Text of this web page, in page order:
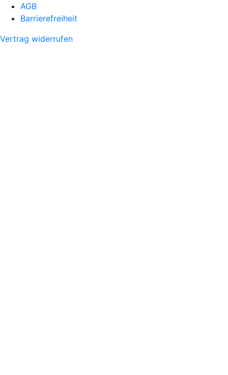
AGB
Barrierefreiheit
Vertrag widerrufen